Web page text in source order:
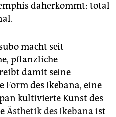
daherkommt: total
macht seit
pflanzliche
damit seine
Form des Ikebana, eine
kultivierte Kunst des
Ästhetik des Ikebana ist